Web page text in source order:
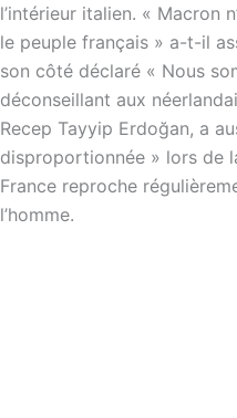
l’intérieur italien. « Macron
le peuple français » a-t-il
son côté déclaré « Nous
déconseillant aux
Recep Tayyip Erdoğan, a
disproportionnée » lors de
France reproche
l’homme.